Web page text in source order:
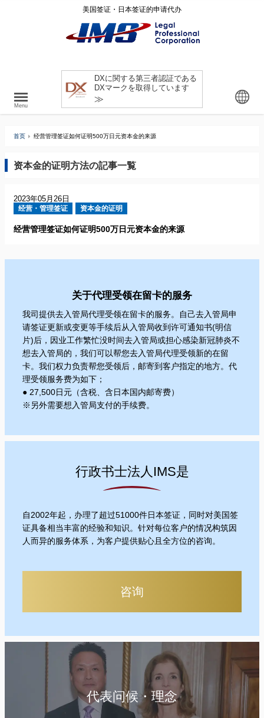
Menu
美国签证・日本签证的申请代办
DXに関する第三者認証である
DXマークを取得しています
≫
首页 经营管理签证如何证明500万日元资本金的来源
资本金的证明方法の記事一覧
2023年05月26日
经营・管理签证 资本金的证明
经营管理签证如何证明500万日元资本金的来源
关于代理受领在留卡的服务
我司提供去入管局代理受领在留卡的服务。自己去入管局申
请签证更新或变更等手续后从入管局收到许可通知书(明信
片)后，因业工作繁忙没时间去入管局或担心感染新冠肺炎不
想去入管局的，我们可以帮您去入管局代理受领新的在留
卡。我们权力负责帮您受领后，邮寄到客户指定的地方。代
理受领服务费为如下；
● 27,500日元（含税、含日本国内邮寄费）
※另外需要想入管局支付的手续费。
行政书士法人IMS是
自2002年起，办理了超过51000件日本签证，同时对美国签
证具备相当丰富的经验和知识。针对每位客户的情况构筑因
人而异的服务体系，为客户提供贴心且全方位的咨询。
咨询
代表问候・理念